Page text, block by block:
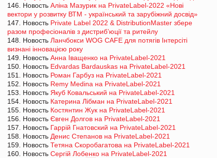
146. Новость Аліна Мазурик на PrivateLabel-2022 «Нові
вектори у розвитку ВТМ - український та зарубіжний досвід»
147. Новость Private Label 2022 & DistributionMaster збере
разом професіоналів з дистриб’юції та ритейлу
148. Новость Ланчбокси WOG CAFE для потягів Інтерсіті
визнані інновацією року
149. Новость Анна Іващенко на PrivateLabel-2021
150. Новость Edvardas Bardauskas на PrivateLabel-2021
151. Новость Роман Гарбуз на PrivateLabel-2021
152. Новость Remy Medina на PrivateLabel-2021
153. Новость Якуб Ковальський на PrivateLabel-2021
154. Новость Катерина Лібман на PrivateLabel-2021
155. Новость Костянтин Жук на PrivateLabel-2021
156. Новость Євген Долгов на PrivateLabel-2021
157. Новость Гаррій Гнатовский на PrivateLabel-2021
158. Новость Денис Степанов на PrivateLabel-2021
159. Новость Тетяна Скоробагатова на PrivateLabel-2021
160. Новость Сергій Лобенко на PrivateLabel-2021